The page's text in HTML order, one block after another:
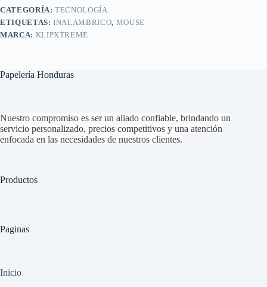
CATEGORÍA:TECNOLOGÍA
ETIQUETAS:INALAMBRICO, MOUSE
MARCA: KLIPXTREME
Papelería Honduras
Nuestro compromiso es ser un aliado confiable, brindando un
servicio personalizado, precios competitivos y una atención
enfocada en las necesidades de nuestros clientes.
Productos
Paginas
Inicio